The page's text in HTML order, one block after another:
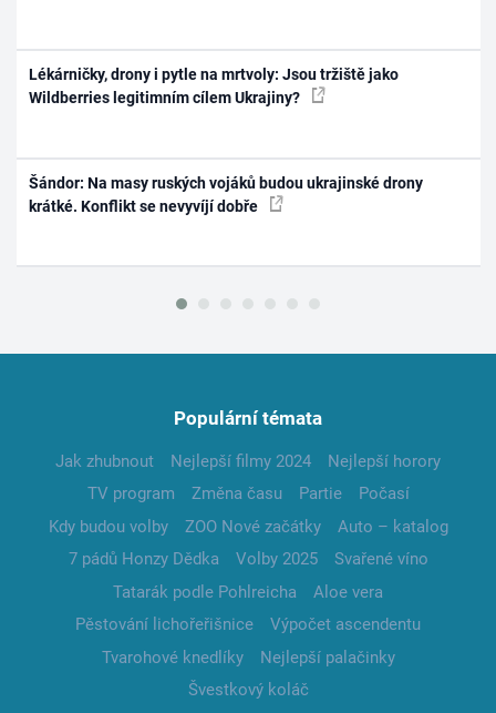
Lékárničky, drony i pytle na mrtvoly: Jsou tržiště jako
Wildberries legitimním cílem Ukrajiny?
Šándor: Na masy ruských vojáků budou ukrajinské drony
krátké. Konflikt se nevyvíjí dobře
Populární témata
Jak zhubnout Nejlepší filmy 2024
Nejlepší horory
TV program
Změna času Partie
Počasí
Kdy budou volby
ZOO Nové začátky
Auto – katalog
7 pádů Honzy Dědka
Volby 2025
Svařené víno
Tatarák podle Pohlreicha
Aloe vera
Pěstování lichořeřišnice
Výpočet ascendentu
Tvarohové knedlíky
Nejlepší palačinky
Švestkový koláč